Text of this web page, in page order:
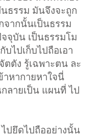
ธรรม มันจึงจะถูก
จากนั้นเป็นธรรม
จุบัน เป็นธรรมโม
ไปเก็บไปถือเอา
ตตัง รู้เฉพาะตน ละ
าหากายหาใจนี่
ลายเป็น แผนที่ ไป
ปยึดไปถืออย่างนั้น